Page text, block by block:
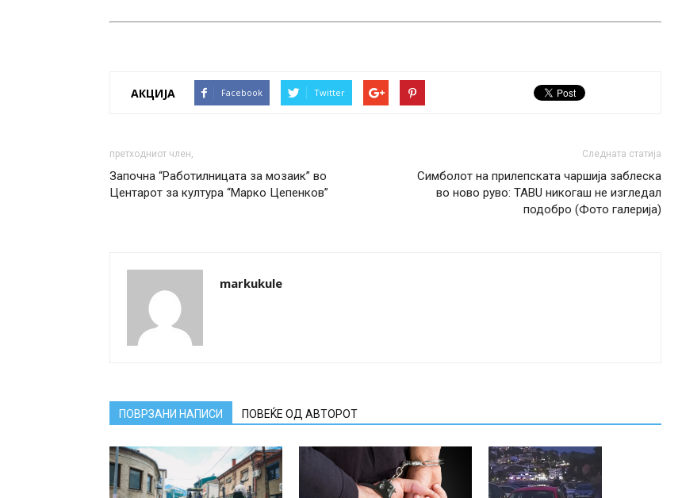
АКЦИЈА Facebook Twitter
претходниот член,
Започна “Работилницата за мозаик” во
Центарот за култура “Марко Цепенков”
Следната статија
Симболот на прилепската чаршија заблеска
во ново руво: TABU никогаш не изгледал
подобро (Фото галерија)
markukule
ПОВРЗАНИ НАПИСИ ПОВЕЌЕ ОД АВТОРОТ